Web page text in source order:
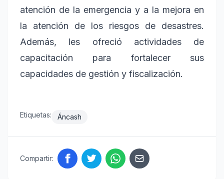
atención de la emergencia y a la mejora en
la atención de los riesgos de desastres.
Además, les ofreció actividades de
capacitación para fortalecer sus
capacidades de gestión y fiscalización.
Etiquetas: Áncash
Compartir: